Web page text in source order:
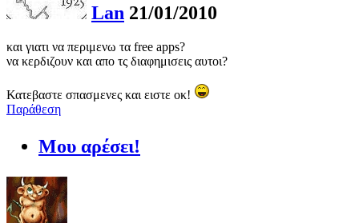
Lan 21/01/2010
και γιατι να περιμενω τα free apps?
να κερδιζουν και απο τς διαφημισεις αυτοι?
Κατεβαστε σπασμενες και ειστε οκ!
Παράθεση
Μου αρέσει!